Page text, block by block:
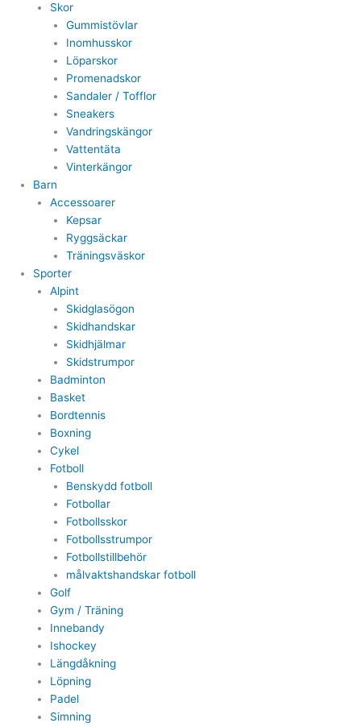
Skor
Gummistövlar
Inomhusskor
Löparskor
Promenadskor
Sandaler / Tofflor
Sneakers
Vandringskängor
Vattentäta
Vinterkängor
Barn
Accessoarer
Kepsar
Ryggsäckar
Träningsväskor
Sporter
Alpint
Skidglasögon
Skidhandskar
Skidhjälmar
Skidstrumpor
Badminton
Basket
Bordtennis
Boxning
Cykel
Fotboll
Benskydd fotboll
Fotbollar
Fotbollsskor
Fotbollsstrumpor
Fotbollstillbehör
målvaktshandskar fotboll
Golf
Gym / Träning
Innebandy
Ishockey
Längdåkning
Löpning
Padel
Simning